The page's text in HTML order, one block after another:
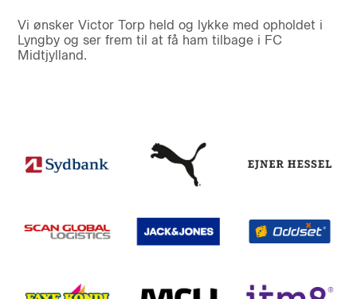
Vi ønsker Victor Torp held og lykke med opholdet i
Lyngby og ser frem til at få ham tilbage i FC
Midtjylland.